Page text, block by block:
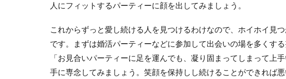
人にフィットするパーティーに顔を出してみましょう。
これからずっと愛し続ける人を見つけるわけなので、ホイホイ見
です。まずは婚活パーティーなどに参加して出会いの場を多くする
「お見合いパーティーに足を運んでも、凝り固まってしまって上
手に専念してみましょう。笑顔を保持しし続けることができれば